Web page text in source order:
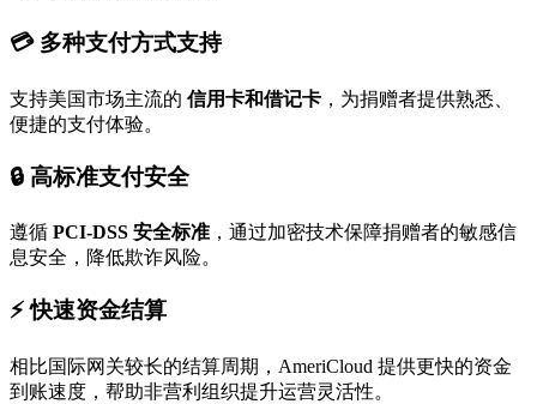
💳 多种支付方式支持
支持美国市场主流的 信用卡和借记卡 ，为捐赠者提供熟悉、
便捷的支付体验。
🔒 高标准支付安全
遵循 PCI-DSS 安全标准 ，通过加密技术保障捐赠者的敏感信
息安全，降低欺诈风险。
⚡ 快速资金结算
相比国际网关较长的结算周期，AmeriCloud 提供更快的资金
到账速度，帮助非营利组织提升运营灵活性。